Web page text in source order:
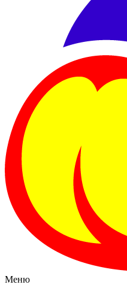
Меню